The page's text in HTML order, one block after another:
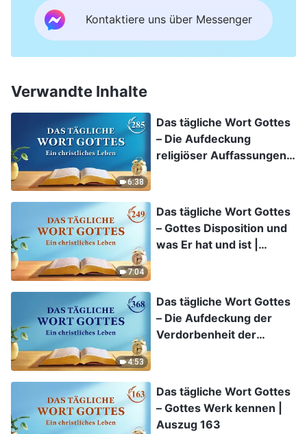
Kontaktiere uns über Messenger
Verwandte Inhalte
6:38
Das tägliche Wort Gottes
– Die Aufdeckung
religiöser Auffassungen |
7:04
Das tägliche Wort Gottes
– Gottes Disposition und
was Er hat und ist |
4:53
Das tägliche Wort Gottes
– Die Aufdeckung der
Verdorbenheit der
Das tägliche Wort Gottes
– Gottes Werk kennen |
Auszug 163